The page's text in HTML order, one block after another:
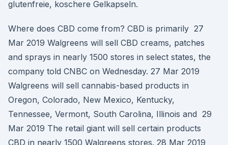
glutenfreie, koschere Gelkapseln.
Where does CBD come from? CBD is primarily 27
Mar 2019 Walgreens will sell CBD creams, patches
and sprays in nearly 1500 stores in select states, the
company told CNBC on Wednesday. 27 Mar 2019
Walgreens will sell cannabis-based products in
Oregon, Colorado, New Mexico, Kentucky,
Tennessee, Vermont, South Carolina, Illinois and 29
Mar 2019 The retail giant will sell certain products
CBD in nearly 1500 Walgreens stores. 28 Mar 2019